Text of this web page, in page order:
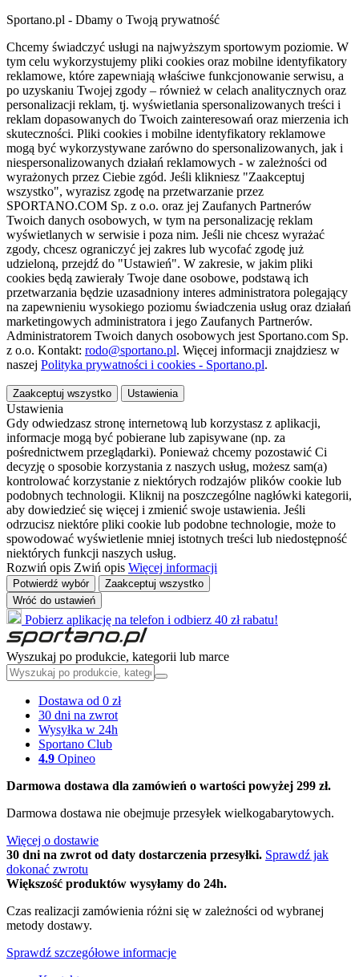
Sportano.pl - Dbamy o Twoją prywatność
Chcemy świadczyć usługi na najwyższym sportowym poziomie. W
tym celu wykorzystujemy pliki cookies oraz mobilne identyfikatory
reklamowe, które zapewniają właściwe funkcjonowanie serwisu, a
po uzyskaniu Twojej zgody – również w celach analitycznych oraz
personalizacji reklam, tj. wyświetlania spersonalizowanych treści i
reklam dopasowanych do Twoich zainteresowań oraz mierzenia ich
skuteczności. Pliki cookies i mobilne identyfikatory reklamowe
mogą być wykorzystywane zarówno do spersonalizowanych, jak i
niespersonalizowanych działań reklamowych - w zależności od
wyrażonych przez Ciebie zgód. Jeśli klikniesz "Zaakceptuj
wszystko", wyrazisz zgodę na przetwarzanie przez
SPORTANO.COM Sp. z o.o. oraz jej Zaufanych Partnerów
Twoich danych osobowych, w tym na personalizację reklam
wyświetlanych w serwisie i poza nim. Jeśli nie chcesz wyrażać
zgody, chcesz ograniczyć jej zakres lub wycofać zgodę już
udzieloną, przejdź do "Ustawień". W zakresie, w jakim pliki
cookies będą zawierały Twoje dane osobowe, podstawą ich
przetwarzania będzie uzasadniony interes administratora polegający
na zapewnieniu wysokiego poziomu świadczenia usług oraz działań
marketingowych administratora i jego Zaufanych Partnerów.
Administratorem Twoich danych osobowych jest Sportano.com Sp.
z o.o. Kontakt: rodo@sportano.pl. Więcej informacji znajdziesz w
naszej Polityka prywatności i cookies - Sportano.pl.
Zaakceptuj wszystko Ustawienia
Ustawienia
Gdy odwiedzasz stronę internetową lub korzystasz z aplikacji,
informacje mogą być pobierane lub zapisywane (np. za
pośrednictwem przeglądarki). Ponieważ chcemy pozostawić Ci
decyzję o sposobie korzystania z naszych usług, możesz sam(a)
kontrolować korzystanie z niektórych rodzajów plików cookie lub
podobnych technologii. Kliknij na poszczególne nagłówki kategorii,
aby dowiedzieć się więcej i zmienić swoje ustawienia. Jeśli
odrzucisz niektóre pliki cookie lub podobne technologie, może to
spowodować wyświetlenie mniej istotnych treści lub niedostępność
niektórych funkcji naszych usług.
Rozwiń opis Zwiń opis Więcej informacji
Potwierdź wybór
Zaakceptuj wszystko
Wróć do ustawień
Pobierz aplikację na telefon i odbierz 40 zł rabatu!
Wyszukaj po produkcie, kategorii lub marce
Dostawa od 0 zł
30 dni na zwrot
Wysyłka w 24h
Sportano Club
4.9 Opineo
Darmowa dostawa dla zamówień o wartości powyżej 299 zł.
Darmowa dostawa nie obejmuje przesyłek wielkogabarytowych.
Więcej o dostawie
30 dni na zwrot od daty dostarczenia przesyłki. Sprawdź jak
dokonać zwrotu
Większość produktów wysyłamy do 24h.
Czas realizacji zamówienia różni się w zależności od wybranej
metody dostawy.
Sprawdź szczegółowe informacje